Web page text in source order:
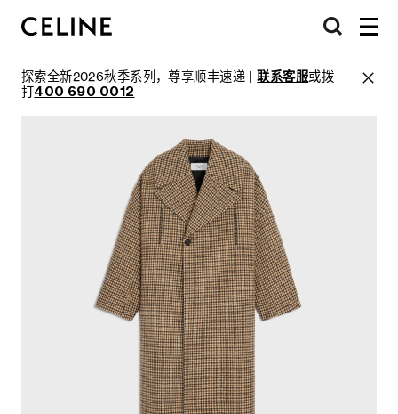
探索全新2026秋季系列，尊享顺丰速递 |联系客服或拨
打400 690 0012